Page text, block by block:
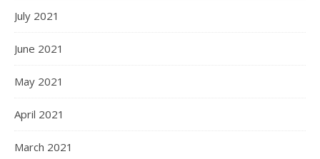
July 2021
June 2021
May 2021
April 2021
March 2021